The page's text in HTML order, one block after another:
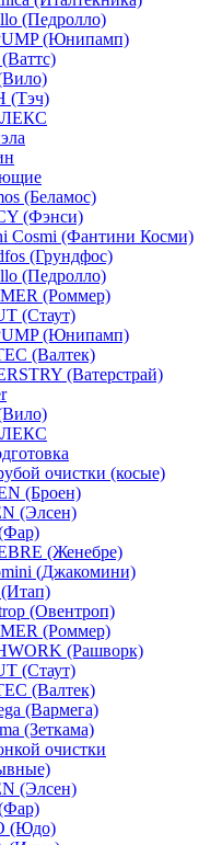
(Педролло)
(Юнипамп)
(Тэч)
(Беламос)
(Фэнси)
Cosmi (Фантини Косми)
(Грундфос)
(Педролло)
(Роммер)
(Стаут)
(Юнипамп)
(Валтек)
(Ватерстрай)
очистки (косые)
(Броен)
(Элсен)
(Женебре)
(Джакомини)
(Овентроп)
(Роммер)
(Рашворк)
(Стаут)
(Валтек)
(Вармега)
(Зеткама)
очистки
(Элсен)
(Юдо)